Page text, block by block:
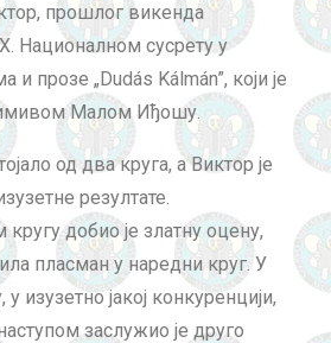
прошлог викенда
Националном сусрету у
прозе „Dudás Kálmán”, који је
Малом Иђошу.
од два круга, а Виктор је
резултате.
добио је златну оцену,
пласман у наредни круг. У
изузетно јакој конкуренцији,
заслужио је друго